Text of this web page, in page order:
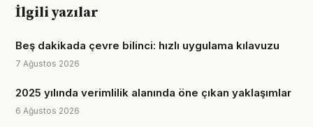
İlgili yazılar
Beş dakikada çevre bilinci: hızlı uygulama kılavuzu
7 Ağustos 2026
2025 yılında verimlilik alanında öne çıkan yaklaşımlar
6 Ağustos 2026